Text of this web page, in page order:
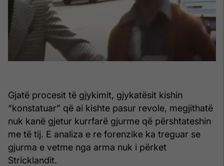
Gjatë procesit të gjykimit, gjykatësit kishin
“konstatuar” që ai kishte pasur revole, megjithatë
nuk kanë gjetur kurrfarë gjurme që përshtateshin
me të tij. E analiza e re forenzike ka treguar se
gjurma e vetme nga arma nuk i përket
Stricklandit.